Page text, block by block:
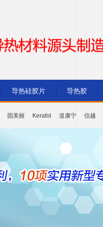
导热硅胶片 导热胶
固美丽 Kerafol 道康宁 信越